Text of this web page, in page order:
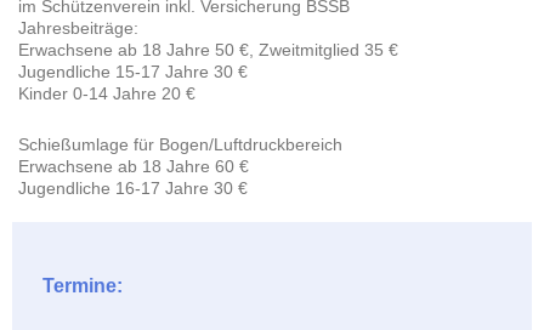
im Schützenverein inkl. Versicherung BSSB
Jahresbeiträge:
Erwachsene ab 18 Jahre 50 €, Zweitmitglied 35 €
Jugendliche 15-17 Jahre 30 €
Kinder 0-14 Jahre 20 €
Schießumlage für Bogen/Luftdruckbereich
Erwachsene ab 18 Jahre 60 €
Jugendliche 16-17 Jahre 30 €
Termine: